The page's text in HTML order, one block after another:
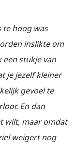
te hoog was
inslikte om
een stukje van
je jezelf kleiner
gevoel te
En dan
wilt, maar omdat
weigert nog